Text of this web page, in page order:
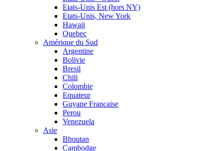
Etats-Unis Est (hors NY)
Etats-Unis, New York
Hawaii
Quebec
Amérique du Sud
Argentine
Bolivie
Bresil
Chili
Colombie
Equateur
Guyane Francaise
Perou
Venezuela
Asie
Bhoutan
Cambodge